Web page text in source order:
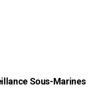
Sous-Marines